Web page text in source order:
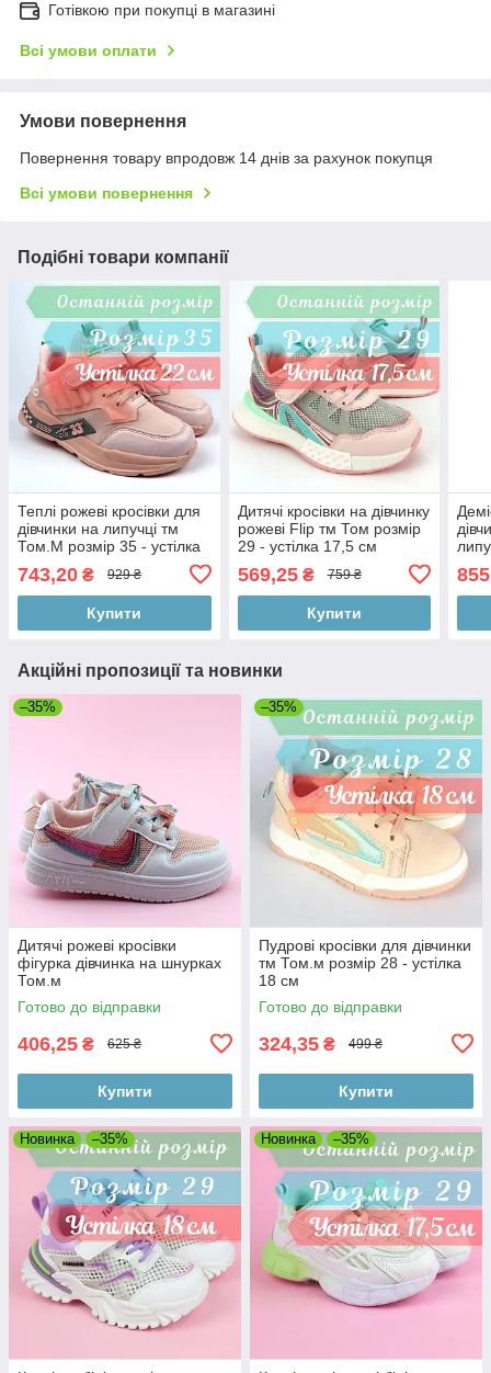
Готівкою при покупці в магазині
Всі умови оплати
Умови повернення
Повернення товару впродовж 14 днів за рахунок покупця
Всі умови повернення
Подібні товари компанії
Теплі рожеві кросівки для
дівчинки на липучці тм
Том.М розмір 35 - устілка
743,20 ₴ 929 ₴
Купити
Дитячі кросівки на дівчинку
рожеві Flip тм Том розмір
29 - устілка 17,5 см
569,25₴ 759 ₴
Купити
855
Акційні пропозиції та новинки
–35%
Дитячі рожеві кросівки
фігурка дівчинка на шнурках
Том.м
Готово до відправки
406,25 ₴ 625 ₴
Купити
–35%
Пудрові кросівки для дівчинки
тм Том.м розмір 28 - устілка
18 см
Готово до відправки
324,35 ₴ 499 ₴
Купити
Новинка –35% Новинка –35%